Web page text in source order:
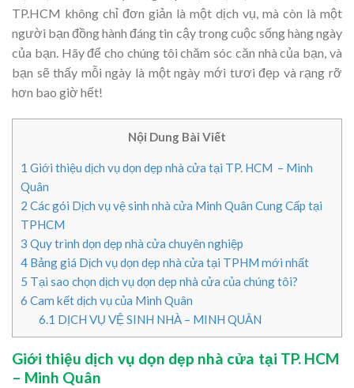
TP.HCM không chỉ đơn giản là một dịch vụ, mà còn là một
người bạn đồng hành đáng tin cậy trong cuộc sống hàng ngày
của bạn. Hãy để cho chúng tôi chăm sóc căn nhà của bạn, và
bạn sẽ thấy mỗi ngày là một ngày mới tươi đẹp và rạng rỡ
hơn bao giờ hết!
Nội Dung Bài Viết
1 Giới thiệu dịch vụ dọn dẹp nhà cửa tại TP. HCM – Minh
Quân
2 Các gói Dịch vụ vệ sinh nhà cửa Minh Quân Cung Cấp tại
TPHCM
3 Quy trình dọn dẹp nhà cửa chuyên nghiệp
4 Bảng giá Dịch vụ dọn dẹp nhà cửa tại TPHM mới nhất
5 Tại sao chọn dịch vụ dọn dẹp nhà cửa của chúng tôi?
6 Cam kết dịch vụ của Minh Quân
6.1 DỊCH VỤ VỆ SINH NHÀ – MINH QUÂN
Giới thiệu dịch vụ dọn dẹp nhà cửa tại TP. HCM
– Minh Quân